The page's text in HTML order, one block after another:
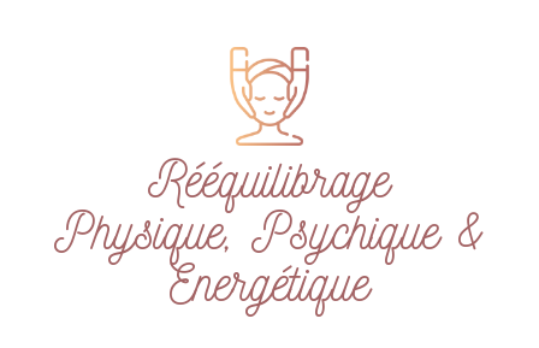
Rééquilibrage
Physique, Psychique &
Energétique